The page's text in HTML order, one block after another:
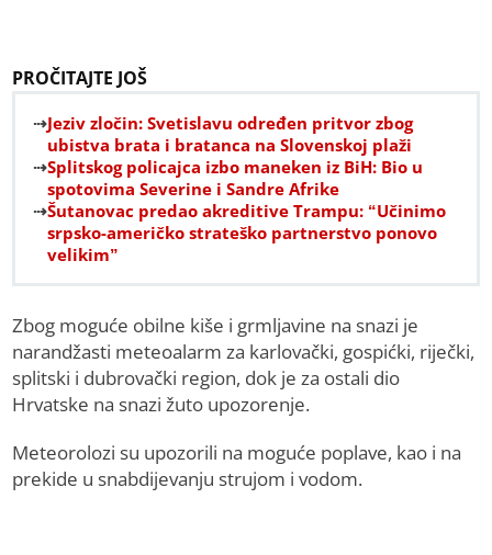
PROČITAJTE JOŠ
Jeziv zločin: Svetislavu određen pritvor zbog
ubistva brata i bratanca na Slovenskoj plaži
Splitskog policajca izbo maneken iz BiH: Bio u
spotovima Severine i Sandre Afrike
Šutanovac predao akreditive Trampu: “Učinimo
srpsko-američko strateško partnerstvo ponovo
velikim”
Zbog moguće obilne kiše i grmljavine na snazi je
narandžasti meteoalarm za karlovački, gospićki, riječki,
splitski i dubrovački region, dok je za ostali dio
Hrvatske na snazi žuto upozorenje.
Meteorolozi su upozorili na moguće poplave, kao i na
prekide u snabdijevanju strujom i vodom.